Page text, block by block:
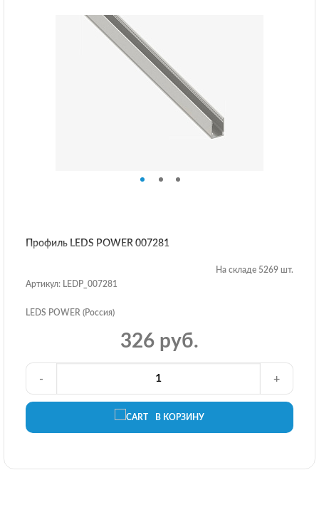
Профиль LEDS POWER 007281
На складе 5269 шт.
Артикул: LEDP_007281
LEDS POWER (Россия)
326 руб.
В КОРЗИНУ
- +